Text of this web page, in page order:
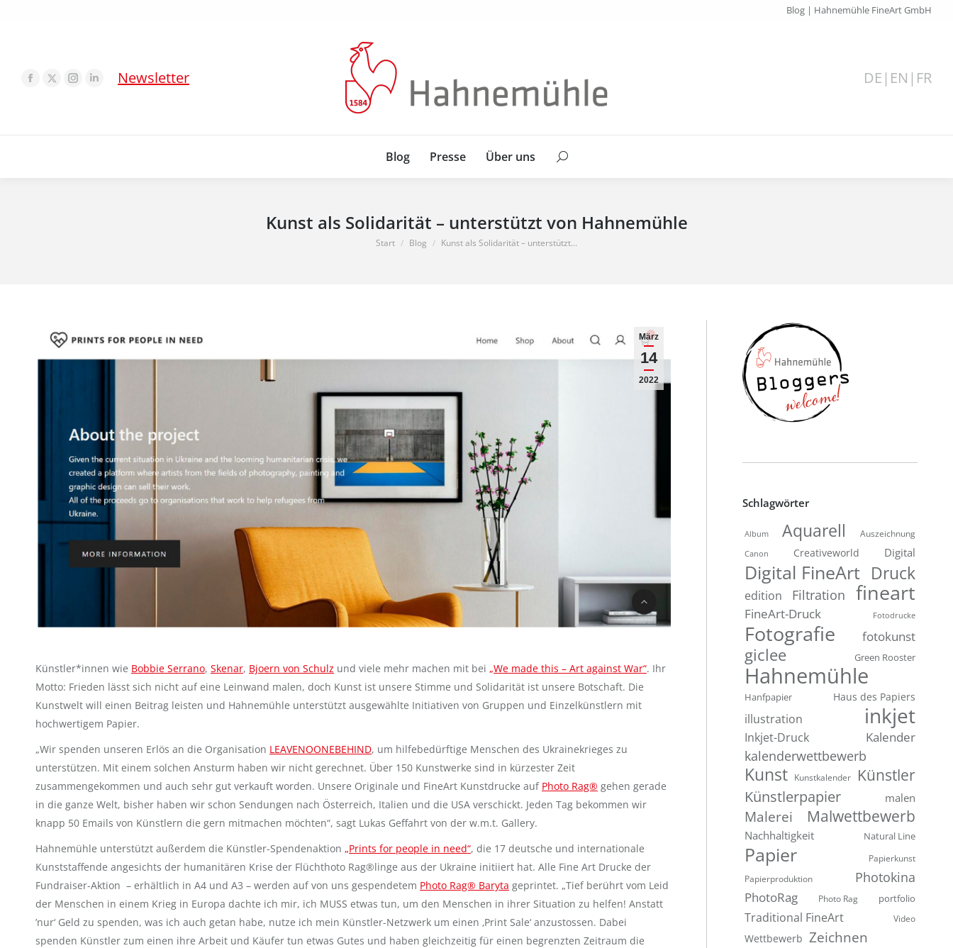
Blog | Hahnemühle FineArt GmbH
Newsletter DE | EN | FR
Blog Presse Über uns Search:
Kunst als Solidarität – unterstützt von Hahnemühle
Sie befinden sich hier:
Start Blog Kunst als Solidarität – unterstützt…
März
14
2022
Künstler*innen wie Bobbie Serrano, Skenar, Bjoern von Schulz und viele mehr machen mit bei „We made this – Art against War“. Ihr
Motto: Frieden lässt sich nicht auf eine Leinwand malen, doch Kunst ist unsere Stimme und Solidarität ist unsere Botschaft. Die
Kunstwelt will einen Beitrag leisten und Hahnemühle unterstützt ausgewählte Initiativen von Gruppen und Einzelkünstlern mit
hochwertigem Papier.
„Wir spenden unseren Erlös an die Organisation LEAVENOONEBEHIND, um hilfebedürftige Menschen des Ukrainekrieges zu
unterstützen. Mit einem solchen Ansturm haben wir nicht gerechnet. Über 150 Kunstwerke sind in kürzester Zeit
zusammengekommen und auch sehr gut verkauft worden. Unsere Originale und FineArt Kunstdrucke auf Photo Rag® gehen gerade
in die ganze Welt, bisher haben wir schon Sendungen nach Österreich, Italien und die USA verschickt. Jeden Tag bekommen wir
knapp 50 Emails von Künstlern die gern mitmachen möchten“, sagt Lukas Geffahrt von der w.m.t. Gallery.
Hahnemühle unterstützt außerdem die Künstler-Spendenaktion „Prints for people in need“, die 17 deutsche und internationale
Kunststaffende angesichts der humanitären Krise der Flüchthoto Rag®linge aus der Ukraine initiiert hat. Alle Fine Art Drucke der
Fundraiser-Aktion – erhältlich in A4 und A3 – werden auf von uns gespendetem Photo Rag® Baryta geprintet. „Tief berührt vom Leid
der Menschen in einem Krieg in Europa dachte ich mir, ich MUSS etwas tun, um den Menschen in ihrer Situation zu helfen! Anstatt
’nur‘ Geld zu spenden, was ich auch getan habe, nutze ich mein Künstler-Netzwerk um einen ‚Print Sale‘ anzustossen. Dabei
spenden Künstler zum einen ihre Arbeit und Käufer tun etwas Gutes und haben gleichzeitig für einen begrenzten Zeitraum die
Schlagwörter
Album Aquarell
Auszeichnung
Canon
Creativeworld Digital
Digital FineArt Druck
edition Filtration fineart
FineArt-Druck Fotodrucke
Fotografie fotokunst
giclee Green Rooster
Hahnemühle
Hanfpapier Haus des Papiers
illustration inkjet
Inkjet-Druck Kalender
kalenderwettbewerb
Kunst Kunstkalender Künstler
Künstlerpapier malen
Malerei Malwettbewerb
Nachhaltigkeit Natural Line
Papier
Papierkunst
Papierproduktion
Photokina
PhotoRag Photo Rag portfolio
Traditional FineArt Video
Wettbewerb Zeichnen